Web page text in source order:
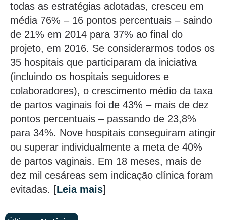
todas as estratégias adotadas, cresceu em
média 76% – 16 pontos percentuais – saindo
de 21% em 2014 para 37% ao final do
projeto, em 2016. Se considerarmos todos os
35 hospitais que participaram da iniciativa
(incluindo os hospitais seguidores e
colaboradores), o crescimento médio da taxa
de partos vaginais foi de 43% – mais de dez
pontos percentuais – passando de 23,8%
para 34%. Nove hospitais conseguiram atingir
ou superar individualmente a meta de 40%
de partos vaginais. Em 18 meses, mais de
dez mil cesáreas sem indicação clínica foram
evitadas. [Leia mais]